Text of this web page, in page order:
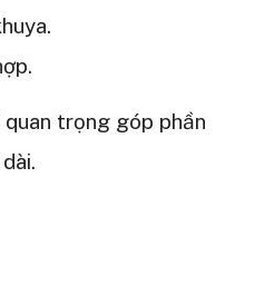
trọng góp phần